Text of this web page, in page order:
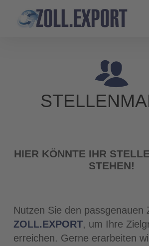
HIER KÖNNTE IHR
STEHEN!
Nutzen Sie den passgenauen
ZOLL.EXPORT, um Ihre
erreichen. Gerne erarbeiten